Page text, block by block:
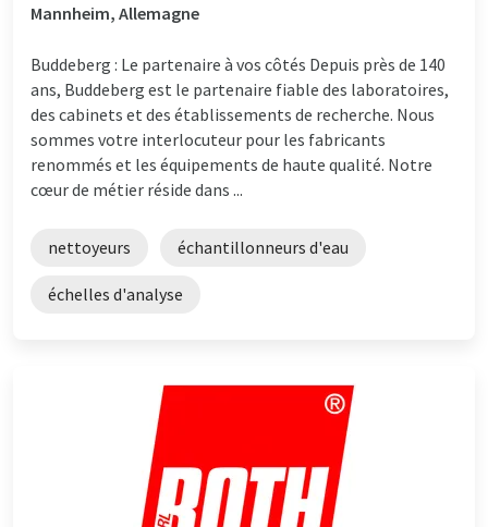
Mannheim, Allemagne
Buddeberg : Le partenaire à vos côtés Depuis près de 140
ans, Buddeberg est le partenaire fiable des laboratoires,
des cabinets et des établissements de recherche. Nous
sommes votre interlocuteur pour les fabricants
renommés et les équipements de haute qualité. Notre
cœur de métier réside dans ...
nettoyeurs échantillonneurs d'eau
échelles d'analyse